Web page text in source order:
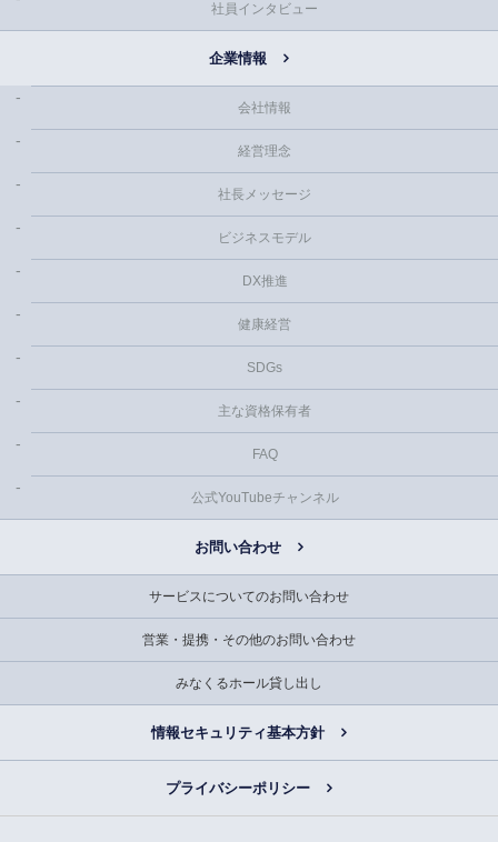
社員インタビュー
企業情報
会社情報
経営理念
社長メッセージ
ビジネスモデル
DX推進
健康経営
SDGs
主な資格保有者
FAQ
公式YouTubeチャンネル
お問い合わせ
サービスについてのお問い合わせ
営業・提携・その他のお問い合わせ
みなくるホール貸し出し
情報セキュリティ基本方針
プライバシーポリシー